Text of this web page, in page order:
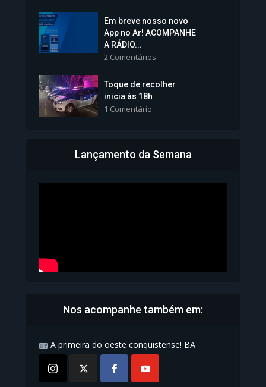
Vice-Prefeita Sheila Lemos
tomará posse nesta...
1.101 Modos de exibição
Bahia inicia emissão da
Em breve nosso novo
App no Ar! ACOMPANHE
A RÁDIO...
2 Comentários
Toque de recolher
inicia às 18h
1 Comentário
Lançamento da Semana
Nos acompanhe também em:
A primeira do oeste conquistense! BA